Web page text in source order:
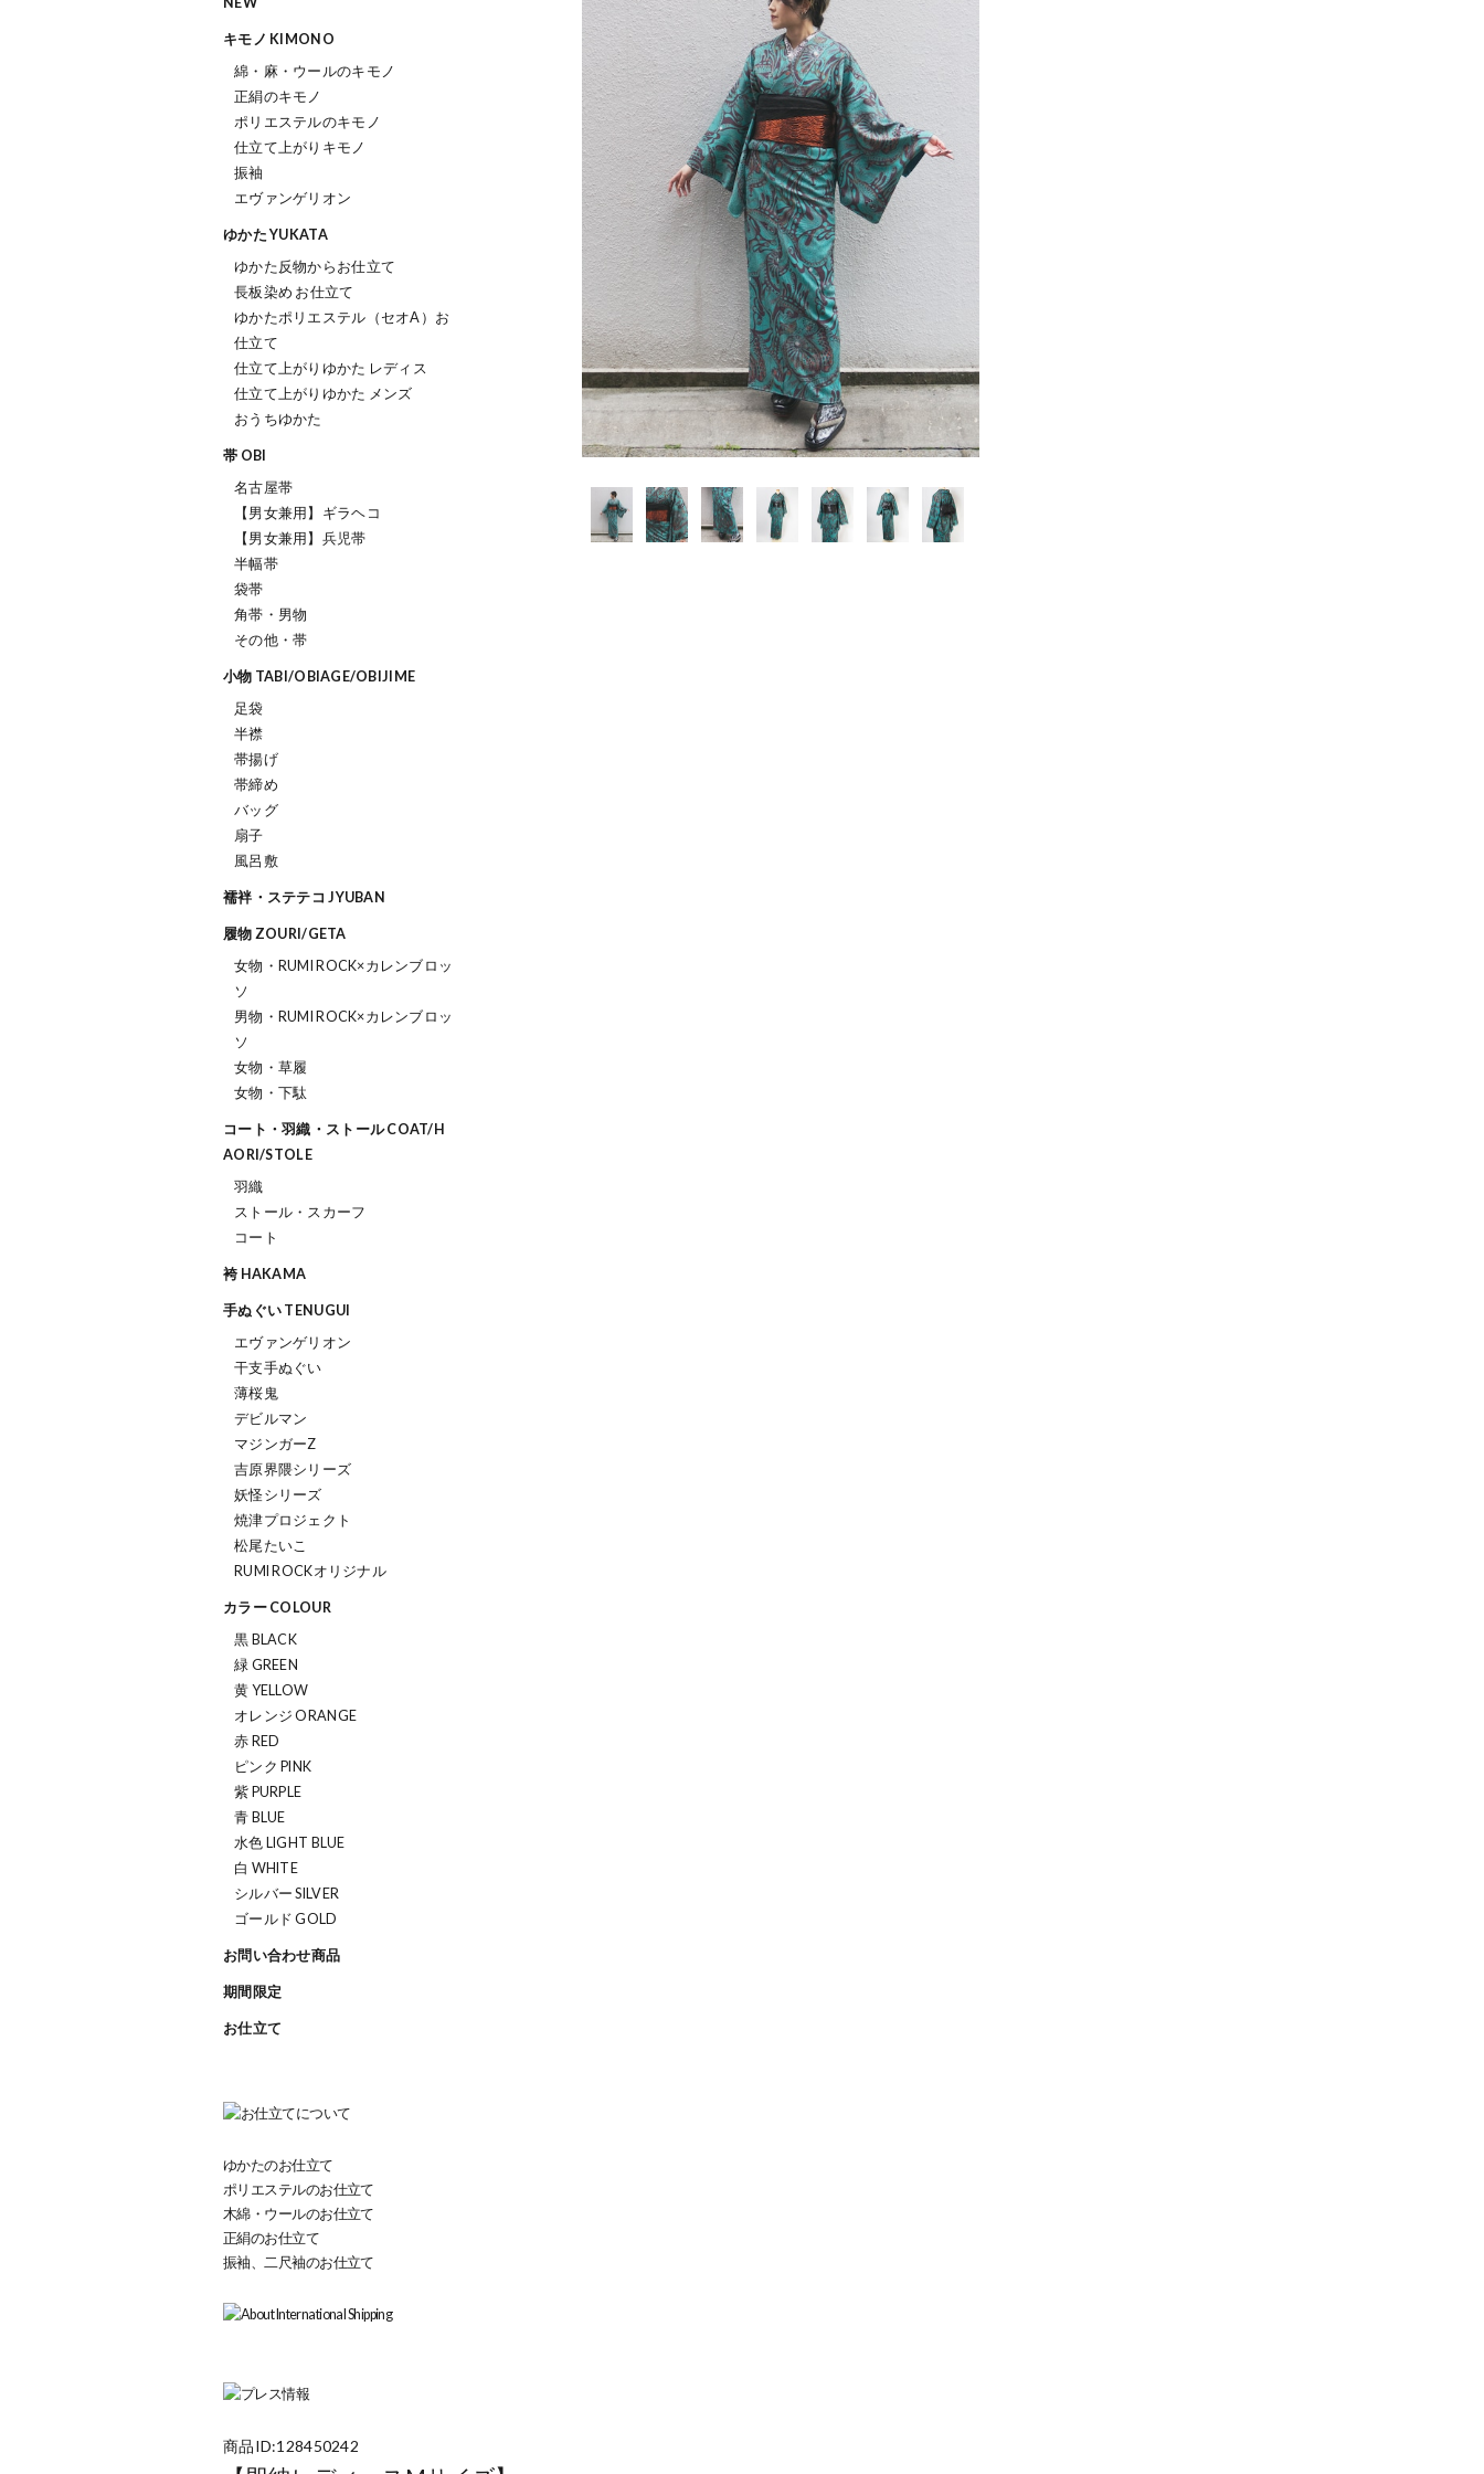
キモノ KIMONO
綿・麻・ウールのキモノ
正絹のキモノ
ポリエステルのキモノ
仕立て上がりキモノ
振袖
エヴァンゲリオン
ゆかた YUKATA
ゆかた反物からお仕立て
長板染め お仕立て
ゆかたポリエステル（セオΑ）お
仕立て
仕立て上がりゆかた レディス
仕立て上がりゆかた メンズ
おうちゆかた
帯 OBI
名古屋帯
【男女兼用】ギラヘコ
【男女兼用】兵児帯
半幅帯
袋帯
角帯・男物
その他・帯
小物 TABI/OBIAGE/OBIJIME
足袋
半襟
帯揚げ
帯締め
バッグ
扇子
風呂敷
襦袢・ステテコ JYUBAN
履物 ZOURI/GETA
女物・RUMI ROCK×カレンブロッ
ソ
男物・RUMI ROCK×カレンブロッ
ソ
女物・草履
女物・下駄
コート・羽織・ストール COAT/H
AORI/STOLE
羽織
ストール・スカーフ
コート
袴 HAKAMA
手ぬぐい TENUGUI
エヴァンゲリオン
干支手ぬぐい
薄桜鬼
デビルマン
マジンガーZ
吉原界隈シリーズ
妖怪シリーズ
焼津プロジェクト
松尾たいこ
RUMI ROCKオリジナル
カラー COLOUR
黒 BLACK
緑 GREEN
黄 YELLOW
オレンジ ORANGE
赤 RED
ピンク PINK
紫 PURPLE
青 BLUE
水色 LIGHT BLUE
白 WHITE
シルバー SILVER
ゴールド GOLD
お問い合わせ商品
期間限定
お仕立て
ゆかたのお仕立て
ポリエステルのお仕立て
木綿・ウールのお仕立て
正絹のお仕立て
振袖、二尺袖のお仕立て
商品ID:128450242